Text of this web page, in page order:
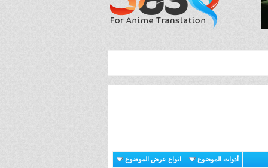
أدوات الموضوع انواع عرض الموضوع